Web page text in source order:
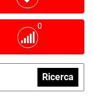
0
Ricerca